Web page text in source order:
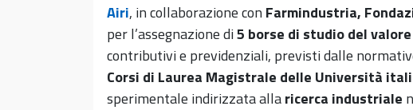
Airi, in collaborazione con Farmindustria,
per l’assegnazione di5 borse di studio del
contributivi e previdenziali, previsti dalle
Corsi di Laurea Magistrale delle Università
sperimentale indirizzata allaricerca industriale